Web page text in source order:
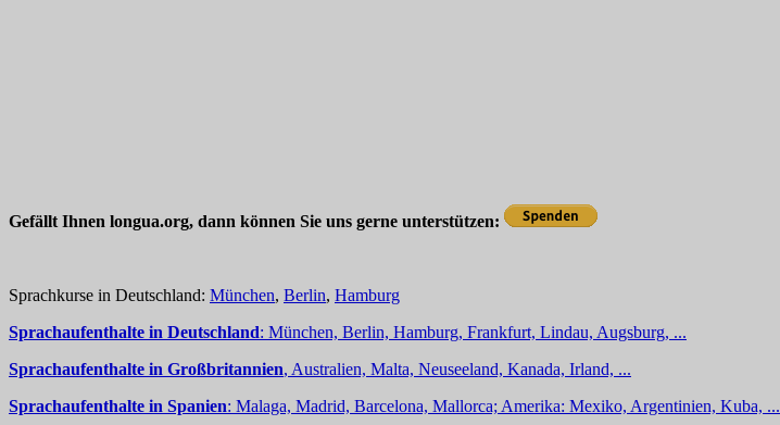
Gefällt Ihnen longua.org, dann können Sie uns gerne unterstützen:
Sprachkurse in Deutschland: München, Berlin, Hamburg
Sprachaufenthalte in Deutschland: München, Berlin, Hamburg, Frankfurt, Lindau, Augsburg, ...
Sprachaufenthalte in Großbritannien, Australien, Malta, Neuseeland, Kanada, Irland, ...
Sprachaufenthalte in Spanien: Malaga, Madrid, Barcelona, Mallorca; Amerika: Mexiko, Argentinien, Kuba, ...